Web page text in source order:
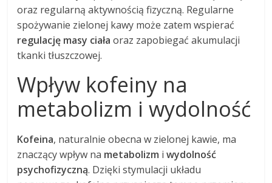
oraz regularną aktywnością fizyczną. Regularne
spożywanie zielonej kawy może zatem wspierać
regulację masy ciała oraz zapobiegać akumulacji
tkanki tłuszczowej.
Wpływ kofeiny na
metabolizm i wydolność
Kofeina, naturalnie obecna w zielonej kawie, ma
znaczący wpływ na metabolizm iwydolność
psychofizyczną. Dzięki stymulacji układu